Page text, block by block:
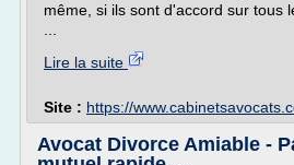
même, si ils sont d'accord sur tous
Lire la suite
Site : https://
Avocat Divorce Amiable -